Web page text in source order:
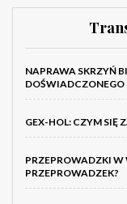
NAPRAWA SKRZYŃ
DOŚWIADCZONEGO
GEX-HOL: CZYM SIĘ
PRZEPROWADZKI W
PRZEPROWADZEK?